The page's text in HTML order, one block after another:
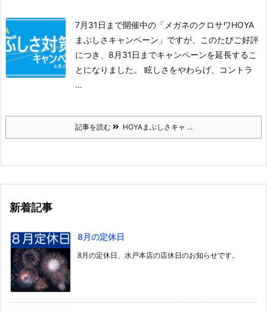
7月31日まで開催中の「メガネのクロサワHOYA
まぶしさキャンペーン」ですが、
このたびご好評
につき、8月31日までキャンペーンを延長するこ
とになりました。
眩しさをやわらげ、コントラ
...
記事を読む HOYAまぶしさキャ ...
新着記事
8月の定休日
8月の定休日、水戸本店の店休日のお知らせです。